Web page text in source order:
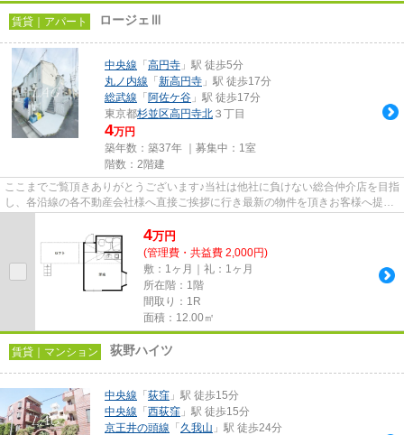
賃貸｜アパート ロージェⅢ
中央線 「 高円寺 」駅 徒歩5分
丸ノ内線 「 新高円寺 」駅 徒歩17分
総武線 「 阿佐ケ谷 」駅 徒歩17分
東京都杉並区高円寺北 ３丁目
4万円
築年数：築37年 ｜募集中： 1室
階数：2階建
ここまでご覧頂きありがとうございます♪当社は他社に負けない総合仲介店を目指
し、各沿線の各不動産会社様へ直接ご挨拶に行き最新の物件を頂きお客様へ提供
4万円
(管理費・共益費 2,000円)
敷：1ヶ月｜礼：1ヶ月
所在階：1階
間取り：1R
面積：12.00㎡
賃貸｜マンション 荻野ハイツ
中央線 「 荻窪 」駅 徒歩15分
中央線 「 西荻窪 」駅 徒歩15分
京王井の頭線 「 久我山 」駅 徒歩24分